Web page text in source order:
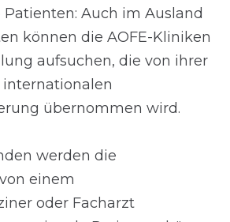
Auch im Ausland
können die AOFE-Kliniken
aufsuchen, die von ihrer
übernommen wird.
werden die
einem
oder Facharzt